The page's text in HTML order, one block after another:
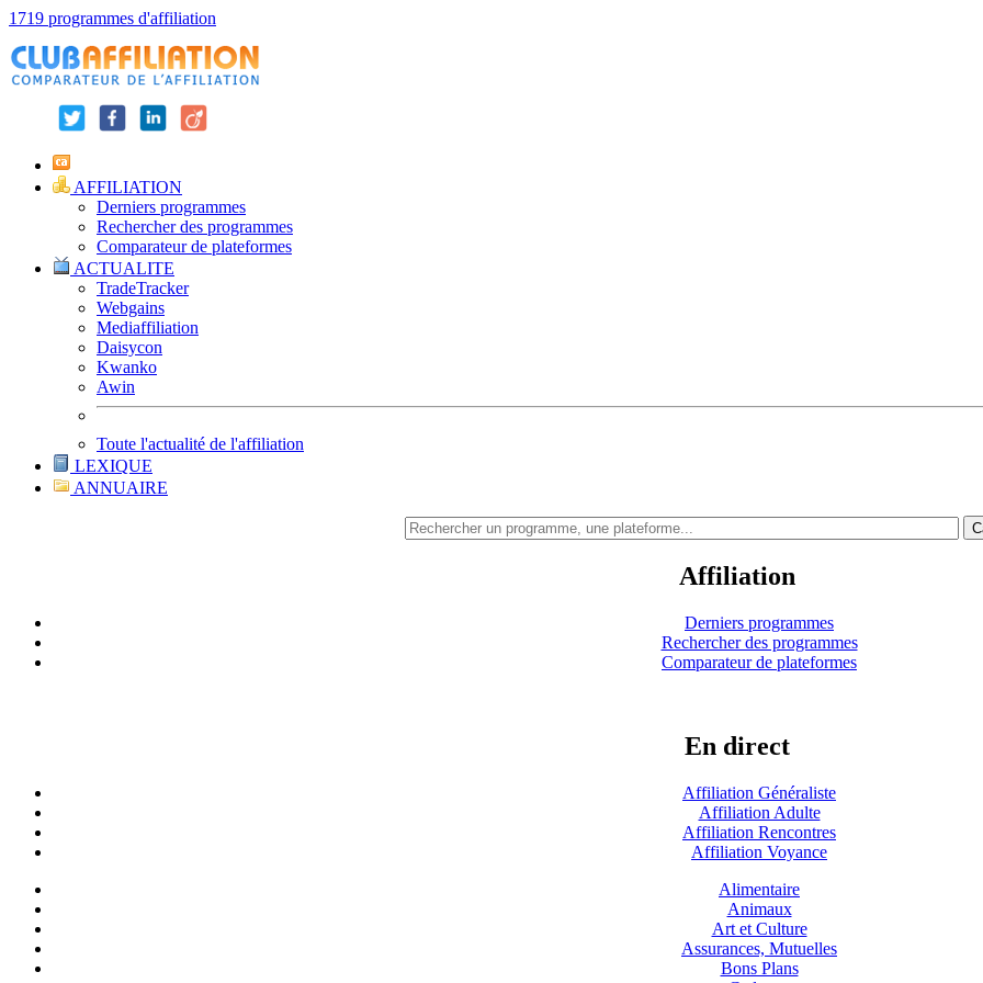
1719 programmes d'affiliation
AFFILIATION
Derniers programmes
Rechercher des programmes
Comparateur de plateformes
ACTUALITE
TradeTracker
Webgains
Mediaffiliation
Daisycon
Kwanko
Awin
Toute l'actualité de l'affiliation
LEXIQUE
ANNUAIRE
Affiliation
Derniers programmes
Rechercher des programmes
Comparateur de plateformes
En direct
Affiliation Généraliste
Affiliation Adulte
Affiliation Rencontres
Affiliation Voyance
Alimentaire
Animaux
Art et Culture
Assurances, Mutuelles
Bons Plans